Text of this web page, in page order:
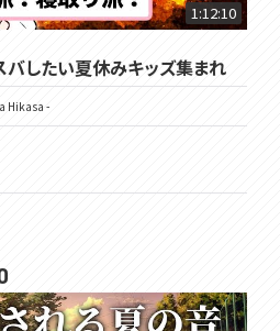
1:12:10
バしたい夏休みキッズ集まれ
Hikasa -